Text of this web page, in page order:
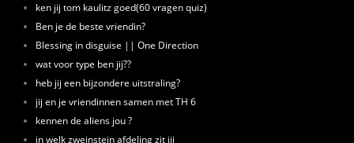
ken jij tom kaulitz goed(60 vragen quiz)
Ben je de beste vriendin?
Blessing in disguise || One Direction
wat voor type ben jij??
heb jij een bijzondere uitstraling?
jij en je vriendinnen samen met TH 6
kennen de alïens jou ?
in welk zweinstein afdeling zit jij